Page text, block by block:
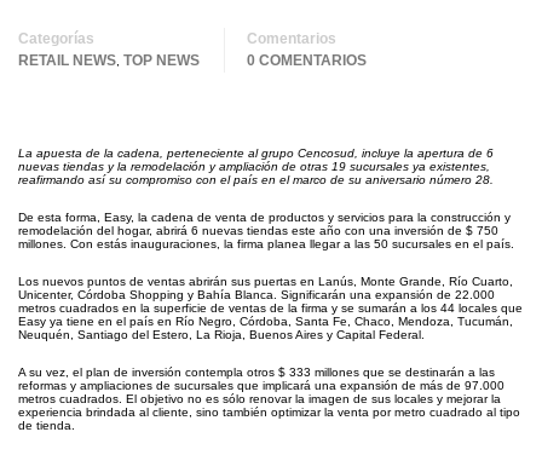
Categorías
RETAIL NEWS TOP NEWS
Comentarios
0 COMENTARIOS
La apuesta de la cadena, perteneciente al grupo Cencosud, incluye la apertura de 6
nuevas tiendas y la remodelación y ampliación de otras 19 sucursales ya existentes,
reafirmando así su compromiso con el país en el marco de su aniversario número 28.
De esta forma, Easy, la cadena de venta de productos y servicios para la construcción y
remodelación del hogar, abrirá 6 nuevas tiendas este año con una inversión de $ 750
millones. Con estás inauguraciones, la firma planea llegar a las 50 sucursales en el país.
Los nuevos puntos de ventas abrirán sus puertas en Lanús, Monte Grande, Río Cuarto,
Unicenter, Córdoba Shopping y Bahía Blanca. Significarán una expansión de 22.000
metros cuadrados en la superficie de ventas de la firma y se sumarán a los 44 locales que
Easy ya tiene en el país en Río Negro, Córdoba, Santa Fe, Chaco, Mendoza, Tucumán,
Neuquén, Santiago del Estero, La Rioja, Buenos Aires y Capital Federal.
A su vez, el plan de inversión contempla otros $ 333 millones que se destinarán a las
reformas y ampliaciones de sucursales que implicará una expansión de más de 97.000
metros cuadrados. El objetivo no es sólo renovar la imagen de sus locales y mejorar la
experiencia brindada al cliente, sino también optimizar la venta por metro cuadrado al tipo
de tienda.